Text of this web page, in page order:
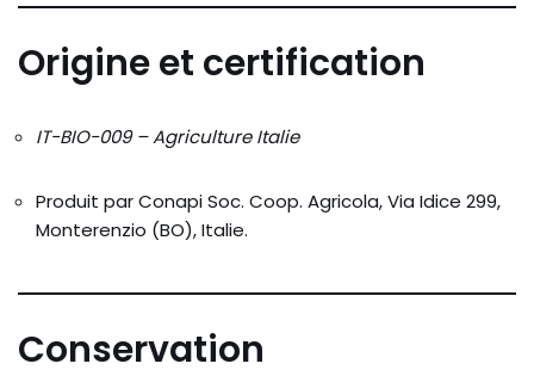
Origine et certification
IT-BIO-009 – Agriculture Italie
Produit par Conapi Soc. Coop. Agricola, Via Idice 299,
Monterenzio (BO), Italie.
Conservation